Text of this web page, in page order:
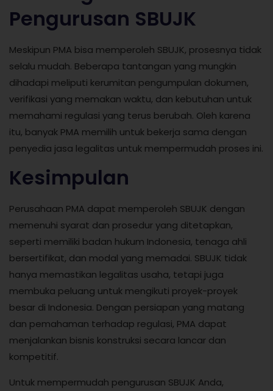
Pengurusan SBUJK
Meskipun PMA bisa memperoleh SBUJK, prosesnya tidak
selalu mudah. Beberapa tantangan yang mungkin
dihadapi meliputi kerumitan pengumpulan dokumen,
verifikasi yang memakan waktu, dan kebutuhan untuk
memahami regulasi yang terus berubah. Oleh karena
itu, banyak PMA memilih untuk bekerja sama dengan
penyedia jasa legalitas untuk mempermudah proses ini.
Kesimpulan
Perusahaan PMA dapat memperoleh SBUJK dengan
memenuhi syarat dan prosedur yang ditetapkan,
seperti memiliki badan hukum Indonesia, tenaga ahli
bersertifikat, dan modal yang memadai. SBUJK tidak
hanya memastikan legalitas usaha, tetapi juga
membuka peluang untuk mengikuti proyek-proyek
besar di Indonesia. Dengan persiapan yang matang
dan pemahaman terhadap regulasi, PMA dapat
menjalankan bisnis konstruksi secara lancar dan
kompetitif.
Untuk mempermudah pengurusan SBUJK Anda,